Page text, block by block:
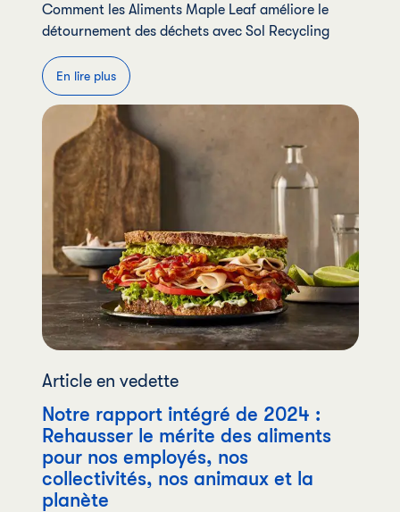
Comment les Aliments Maple Leaf améliore le
détournement des déchets avec Sol Recycling
En lire plus
Article en vedette
Notre rapport intégré de 2024 :
Rehausser le mérite des aliments
pour nos employés, nos
collectivités, nos animaux et la
planète